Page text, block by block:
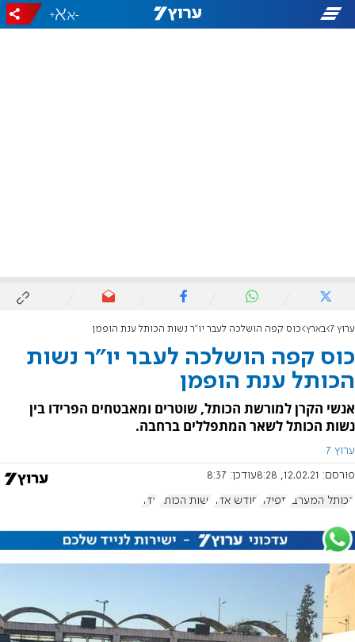
-
+
ערוץ 7 בארץ כוס קפה הושלכה לעבר יו"ר נשות הכותל ענת הופמן
כוס קפה הושלכה לעבר יו"ר נשות
הכותל ענת הופמן
אנשי הקרן למורשת הכותל, שוטרים ומאבטחים הפרידו בין
נשות הכותל לשאר המתפללים ברחבה.
ערוץ 7
פורסם: 12.02.21, 8:28 עודכן: 8:37
הכותל המערבי תפילה חודש אדר נשות הכותל אדר